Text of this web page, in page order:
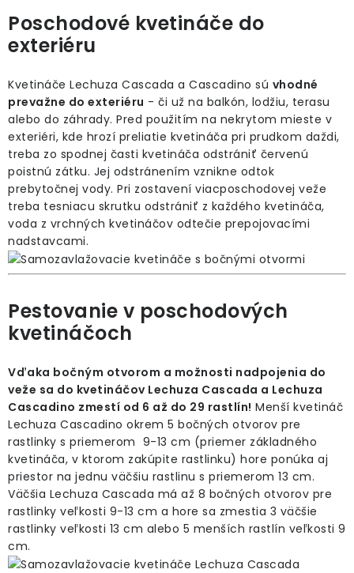
Poschodové kvetináče do
exteriéru
Kvetináče Lechuza Cascada a Cascadino sú vhodné
prevažne do exteriéru - či už na balkón, lodžiu, terasu
alebo do záhrady. Pred použitím na nekrytom mieste v
exteriéri, kde hrozí preliatie kvetináča pri prudkom daždi,
treba zo spodnej časti kvetináča odstrániť červenú
poistnú zátku. Jej odstránením vznikne odtok
prebytočnej vody. Pri zostavení viacposchodovej veže
treba tesniacu skrutku odstrániť z každého kvetináča,
voda z vrchných kvetináčov odtečie prepojovacími
nadstavcami.
Pestovanie v poschodových
kvetináčoch
Vďaka bočným otvorom a možnosti nadpojenia do
veže sa do kvetináčov Lechuza Cascada a Lechuza
Cascadino zmestí od 6 až do 29 rastlín! Menší kvetináč
Lechuza Cascadino okrem 5 bočných otvorov pre
rastlinky s priemerom 9-13 cm (priemer základného
kvetináča, v ktorom zakúpite rastlinku) hore ponúka aj
priestor na jednu väčšiu rastlinu s priemerom 13 cm.
Väčšia Lechuza Cascada má až 8 bočných otvorov pre
rastlinky veľkosti 9-13 cm a hore sa zmestia 3 väčšie
rastlinky veľkosti 13 cm alebo 5 menších rastlín veľkosti 9
cm.